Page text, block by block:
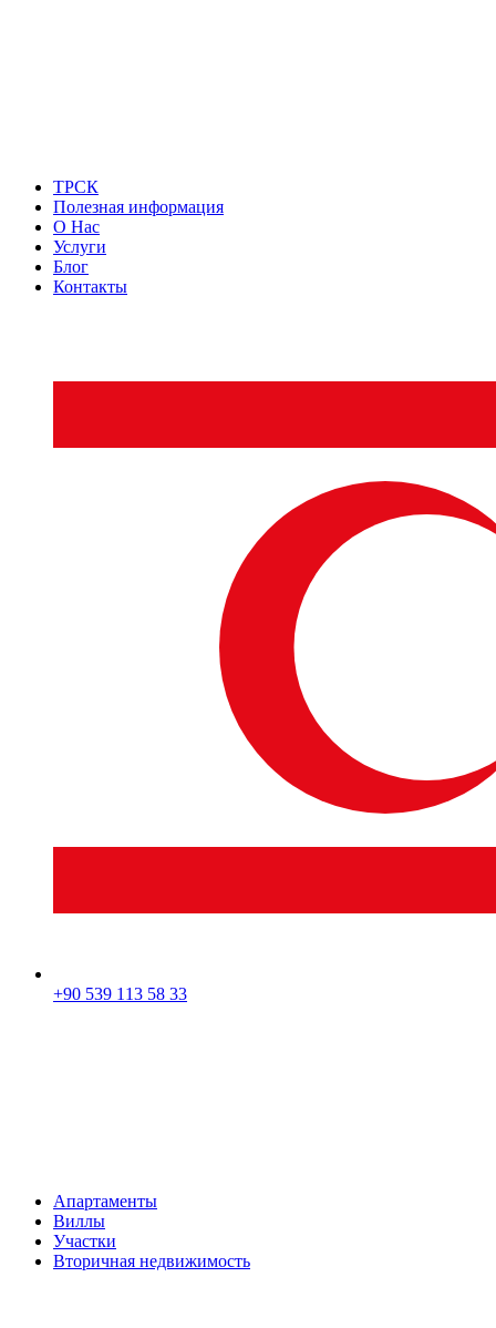
ТРСК
Полезная информация
О Нас
Услуги
Блог
Контакты
+90 539 113 58 33
Апартаменты
Виллы
Участки
Вторичная недвижимость